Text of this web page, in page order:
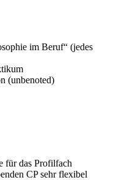
im Beruf“ (jedes
(unbenoted)
für das Profilfach
CP sehr flexibel